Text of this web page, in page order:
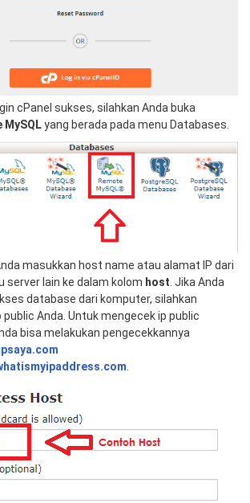
cPanel sukses, silahkan Anda buka
MySQLyang berada pada menu Databases.
masukkan host name atau alamat IP dari
server lain ke dalam kolom host. Jika Anda
database dari komputer, silahkan
public Anda. Untuk mengecek ip public
bisa melakukan pengecekkannya
.